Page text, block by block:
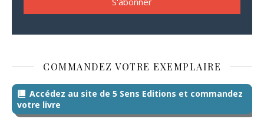
COMMANDEZ VOTRE EXEMPLAIRE
Accédez au site de 5 Sens Editions et commandez
votre livre